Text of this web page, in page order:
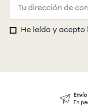
He leído y acepto
En